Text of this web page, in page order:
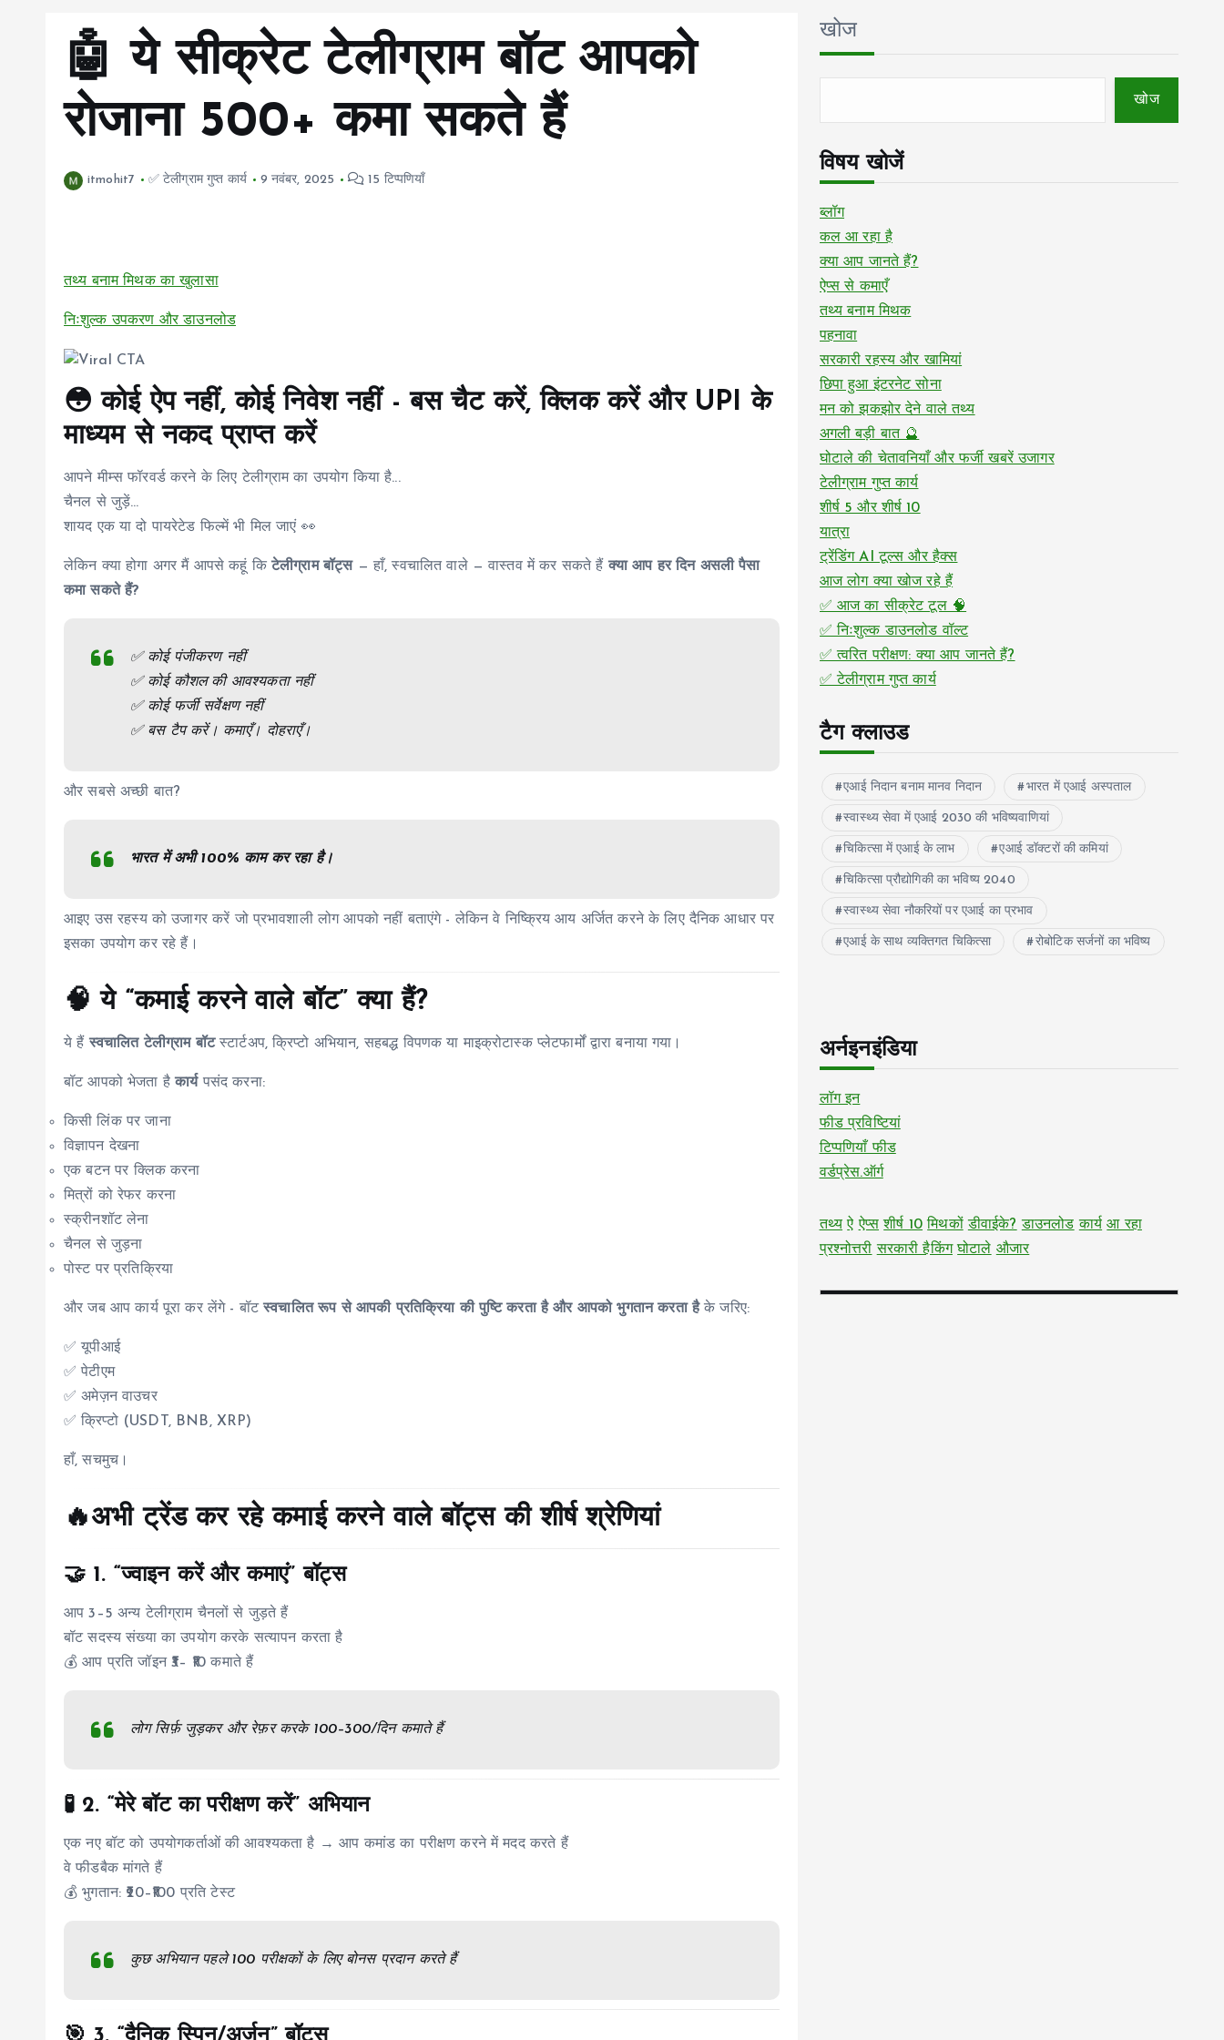
🤖 ये सीक्रेट टेलीग्राम बॉट आपको
रोजाना ₹500+ कमा सकते हैं
itmohit7 ✅ टेलीग्राम गुप्त कार्य 9 नवंबर, 2025 15 टिप्पणियाँ
तथ्य बनाम मिथक का खुलासा
निःशुल्क उपकरण और डाउनलोड
😳 कोई ऐप नहीं, कोई निवेश नहीं - बस चैट करें, क्लिक करें और UPI के
माध्यम से नकद प्राप्त करें
आपने मीम्स फॉरवर्ड करने के लिए टेलीग्राम का उपयोग किया है...
चैनल से जुड़ें…
शायद एक या दो पायरेटेड फिल्में भी मिल जाएं 👀
लेकिन क्या होगा अगर मैं आपसे कहूं किटेलीग्राम बॉट्स— हाँ, स्वचालित वाले — वास्तव में कर सकते हैंक्या आप हर दिन असली पैसा
कमा सकते हैं?
✅ कोई पंजीकरण नहीं
✅ कोई कौशल की आवश्यकता नहीं
✅ कोई फर्जी सर्वेक्षण नहीं
✅ बस टैप करें। कमाएँ। दोहराएँ।
और सबसे अच्छी बात?
भारत में अभी 100% काम कर रहा है।
आइए उस रहस्य को उजागर करें जो प्रभावशाली लोग आपको नहीं बताएंगे - लेकिन वे निष्क्रिय आय अर्जित करने के लिए दैनिक आधार पर
इसका उपयोग कर रहे हैं।
🧠 ये “कमाई करने वाले बॉट” क्या हैं?
ये हैंस्वचालित टेलीग्राम बॉटस्टार्टअप, क्रिप्टो अभियान, सहबद्ध विपणक या माइक्रोटास्क प्लेटफार्मों द्वारा बनाया गया।
बॉट आपको भेजता हैकार्यपसंद करना:
किसी लिंक पर जाना
विज्ञापन देखना
एक बटन पर क्लिक करना
मित्रों को रेफर करना
स्क्रीनशॉट लेना
चैनल से जुड़ना
पोस्ट पर प्रतिक्रिया
और जब आप कार्य पूरा कर लेंगे - बॉटस्वचालित रूप से आपकी प्रतिक्रिया की पुष्टि करता है और आपको भुगतान करता हैके जरिए:
✅ यूपीआई
✅ पेटीएम
✅ अमेज़न वाउचर
✅ क्रिप्टो (USDT, BNB, XRP)
हाँ, सचमुच।
🔥अभी ट्रेंड कर रहे कमाई करने वाले बॉट्स की शीर्ष श्रेणियां
🤝 1. “ज्वाइन करें और कमाएं” बॉट्स
आप 3–5 अन्य टेलीग्राम चैनलों से जुड़ते हैं
बॉट सदस्य संख्या का उपयोग करके सत्यापन करता है
💰 आप प्रति जॉइन ₹3– ₹10 कमाते हैं
लोग सिर्फ़ जुड़कर और रेफ़र करके ₹100–₹300/दिन कमाते हैं
🧪 2. “मेरे बॉट का परीक्षण करें” अभियान
एक नए बॉट को उपयोगकर्ताओं की आवश्यकता है → आप कमांड का परीक्षण करने में मदद करते हैं
वे फीडबैक मांगते हैं
💰 भुगतान: ₹20–₹100 प्रति टेस्ट
कुछ अभियान पहले 100 परीक्षकों के लिए बोनस प्रदान करते हैं
खोज
खोज
विषय खोजें
ब्लॉग
कल आ रहा है
क्या आप जानते हैं?
ऐप्स से कमाएँ
तथ्य बनाम मिथक
पहनावा
सरकारी रहस्य और खामियां
छिपा हुआ इंटरनेट सोना
मन को झकझोर देने वाले तथ्य
अगली बड़ी बात 🔮
घोटाले की चेतावनियाँ और फर्जी खबरें उजागर
टेलीग्राम गुप्त कार्य
शीर्ष 5 और शीर्ष 10
यात्रा
ट्रेंडिंग AI टूल्स और हैक्स
आज लोग क्या खोज रहे हैं
✅ आज का सीक्रेट टूल 🧠
✅ निःशुल्क डाउनलोड वॉल्ट
✅ त्वरित परीक्षण: क्या आप जानते हैं?
✅ टेलीग्राम गुप्त कार्य
टैग क्लाउड
एआई निदान बनाम मानव निदान भारत में एआई अस्पताल
स्वास्थ्य सेवा में एआई 2030 की भविष्यवाणियां
चिकित्सा में एआई के लाभ एआई डॉक्टरों की कमियां
चिकित्सा प्रौद्योगिकी का भविष्य 2040
स्वास्थ्य सेवा नौकरियों पर एआई का प्रभाव
एआई के साथ व्यक्तिगत चिकित्सा रोबोटिक सर्जनों का भविष्य
अर्नइनइंडिया
लॉग इन
फीड प्रविष्टियां
टिप्पणियाँ फीड
वर्डप्रेस.ऑर्ग
तथ्य ऐ ऐप्स शीर्ष 10 मिथकों डीवाईके? डाउनलोड कार्य आ रहा
प्रश्नोत्तरी सरकारी हैकिंग घोटाले औजार